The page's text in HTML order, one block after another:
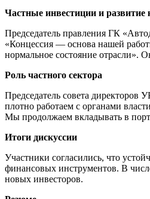
Частные инвестиции и развитие
Председатель правления ГК
«Концессия — основа нашей
нормальное состояние отрасли».
Роль частного сектора
Председатель совета директоров
плотно работаем с органами
Мы продолжаем вкладывать в
Итоги дискуссии
Участники согласились, что
финансовых инструментов. В
новых инвесторов.